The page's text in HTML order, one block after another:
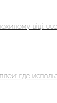
віці:
где